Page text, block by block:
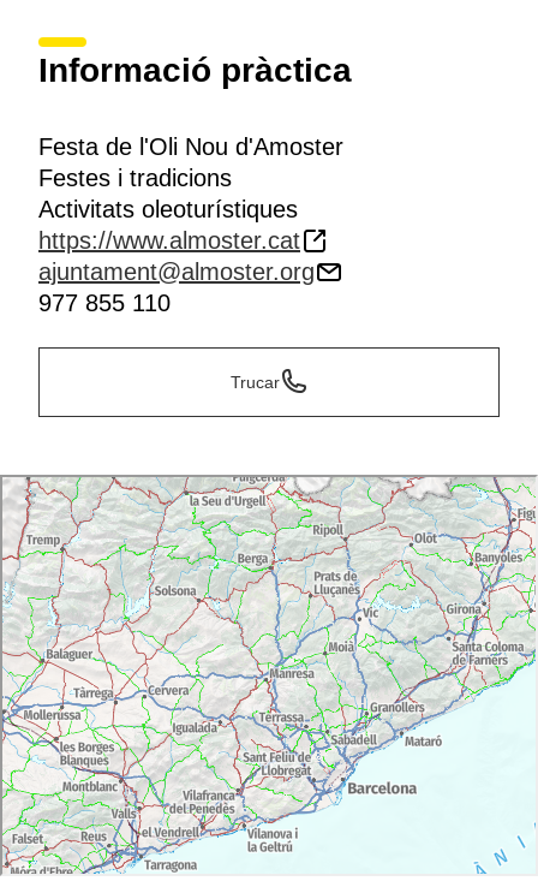
Informació pràctica
Festa de l'Oli Nou d'Amoster
Festes i tradicions
Activitats oleoturístiques
https://www.almoster.cat
ajuntament@almoster.org
977 855 110
Trucar